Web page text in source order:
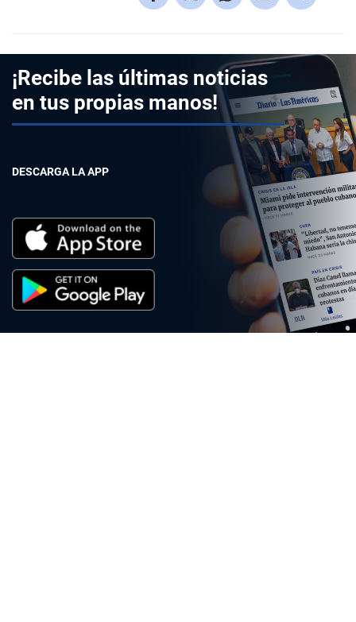
¡Recibe las últimas noticias
en tus propias manos!
DESCARGA LA APP